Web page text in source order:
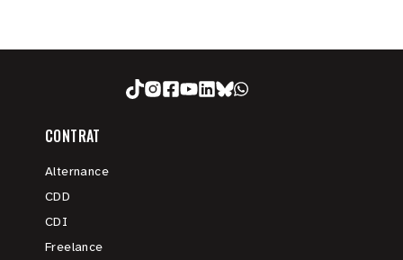
CONTRAT
Alternance
CDD
CDI
Freelance